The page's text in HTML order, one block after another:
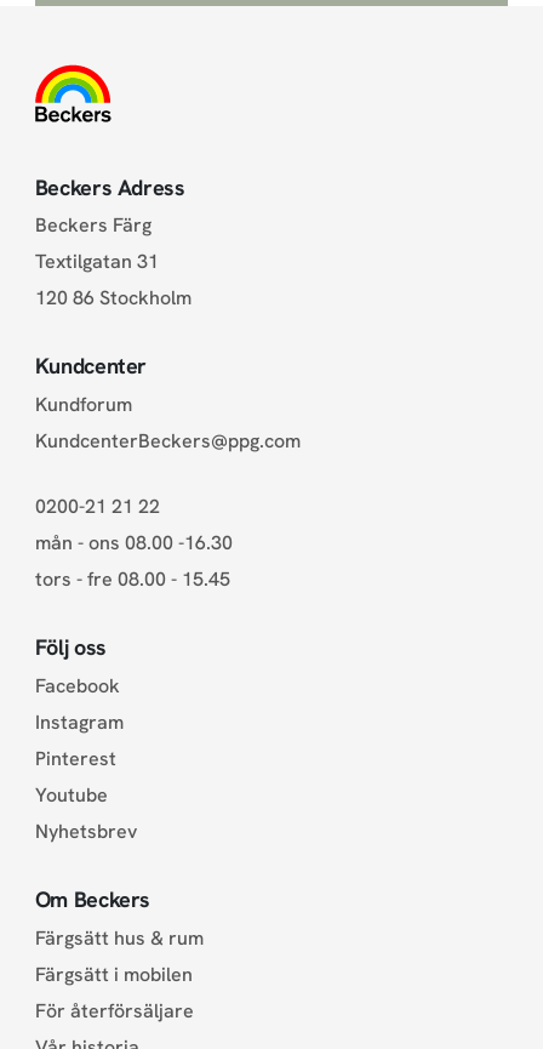
Beckers Adress
Beckers Färg
Textilgatan 31
120 86 Stockholm
Kundcenter
Kundforum
KundcenterBeckers@ppg.com
0200-21 21 22
mån - ons 08.00 -16.30
tors - fre 08.00 - 15.45
Följ oss
Facebook
Instagram
Pinterest
Youtube
Nyhetsbrev
Om Beckers
Färgsätt hus & rum
Färgsätt i mobilen
För återförsäljare